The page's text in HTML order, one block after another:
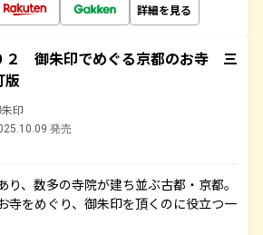
詳細を見る
２ 御朱印でめぐる京都のお寺 三
版
印
発売
り、数多の寺院が建ち並ぶ古都・京都。
寺をめぐり、御朱印を頂くのに役立つ一